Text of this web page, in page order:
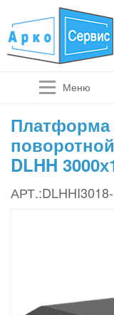
Меню
Платформа
DLHH